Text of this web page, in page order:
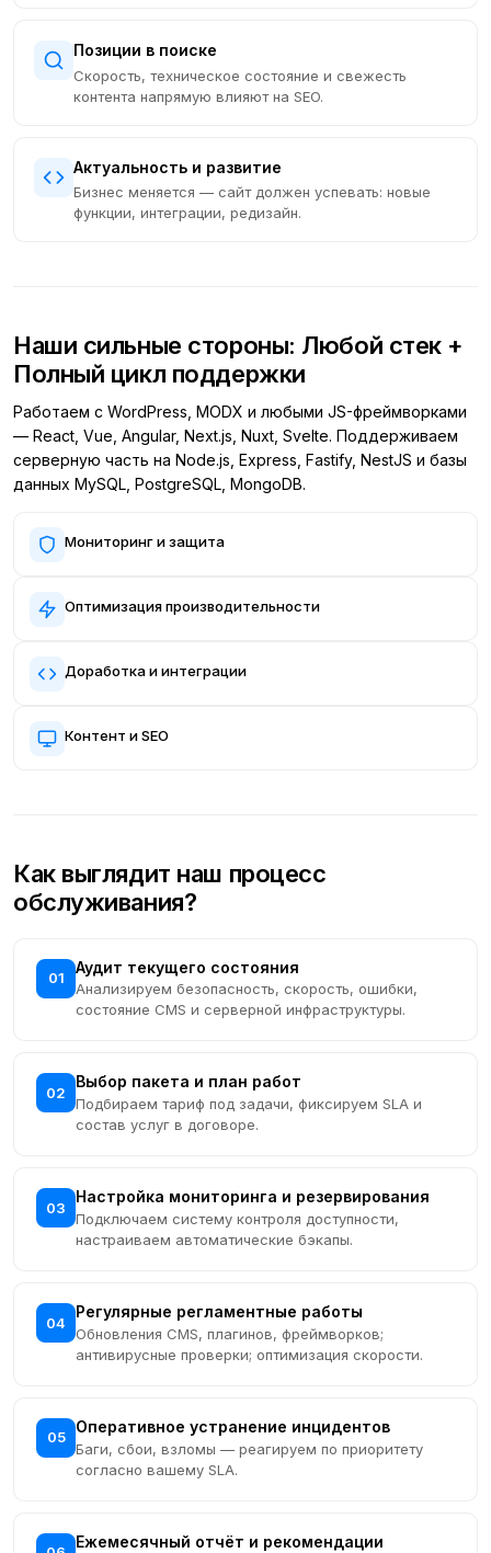
Позиции в поиске
Скорость, техническое состояние и свежесть
контента напрямую влияют на SEO.
Актуальность и развитие
Бизнес меняется — сайт должен успевать: новые
функции, интеграции, редизайн.
Наши сильные стороны: Любой стек +
Полный цикл поддержки
Работаем с WordPress, MODX и любыми JS-фреймворками
— React, Vue, Angular, Next.js, Nuxt, Svelte. Поддерживаем
серверную часть на Node.js, Express, Fastify, NestJS и базы
данных MySQL, PostgreSQL, MongoDB.
Мониторинг и защита
Оптимизация производительности
Доработка и интеграции
Контент и SEO
Как выглядит наш процесс
обслуживания?
01
Аудит текущего состояния
Анализируем безопасность, скорость, ошибки,
состояние CMS и серверной инфраструктуры.
02
Выбор пакета и план работ
Подбираем тариф под задачи, фиксируем SLA и
состав услуг в договоре.
03
Настройка мониторинга и резервирования
Подключаем систему контроля доступности,
настраиваем автоматические бэкапы.
04
Регулярные регламентные работы
Обновления CMS, плагинов, фреймворков;
антивирусные проверки; оптимизация скорости.
05
Оперативное устранение инцидентов
Баги, сбои, взломы — реагируем по приоритету
согласно вашему SLA.
Ежемесячный отчёт и рекомендации